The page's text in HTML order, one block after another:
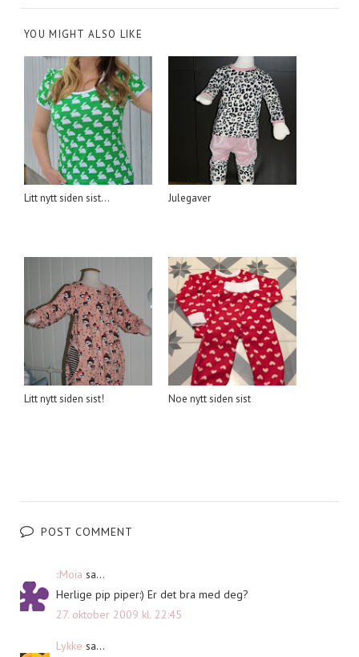
YOU MIGHT ALSO LIKE
Litt nytt siden sist... Julegaver
Litt nytt siden sist! Noe nytt siden sist
POST COMMENT
::Moia sa...
Herlige pip piper:) Er det bra med deg?
27. oktober 2009 kl. 22:45
Lykke sa...